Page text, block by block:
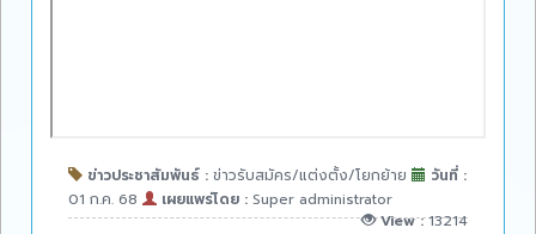
ข่าวประชาสัมพันธ์ : ข่าวรับสมัคร/แต่งตั้ง/โยกย้าย
วันที่ :
01 ก.ค. 68
เผยแพร่โดย : Super administrator
View :13214